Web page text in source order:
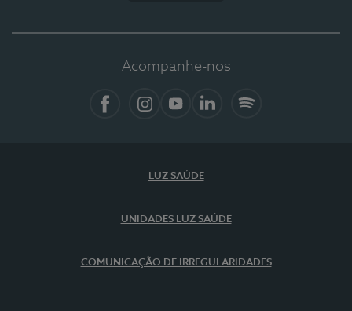
Acompanhe-nos
LUZ SAÚDE
UNIDADES LUZ SAÚDE
COMUNICAÇÃO DE IRREGULARIDADES